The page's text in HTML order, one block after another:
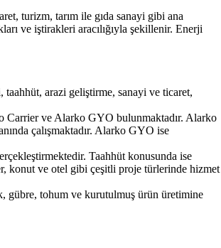
turizm, tarım ile gıda sanayi gibi ana
ve iştirakleri aracılığıyla şekillenir. Enerji
taahhüt, arazi geliştirme, sanayi ve ticaret,
Carrier ve Alarko GYO bulunmaktadır. Alarko
çalışmaktadır. Alarko GYO ise
Taahhüt konusunda ise
konut ve otel gibi çeşitli proje türlerinde hizmet
gübre, tohum ve kurutulmuş ürün üretimine